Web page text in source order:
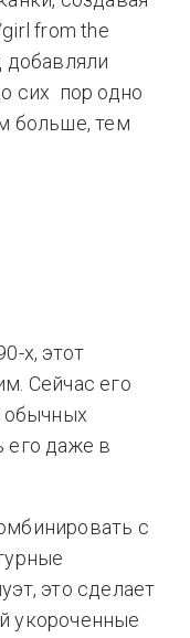
from the
добавляли
сих пор одно
больше, тем
х, этот
Сейчас его
обычных
его даже в
с
это сделает
укороченные